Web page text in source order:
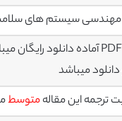
سیستم های
میباشد
ترجمه این مقالهمتوسط